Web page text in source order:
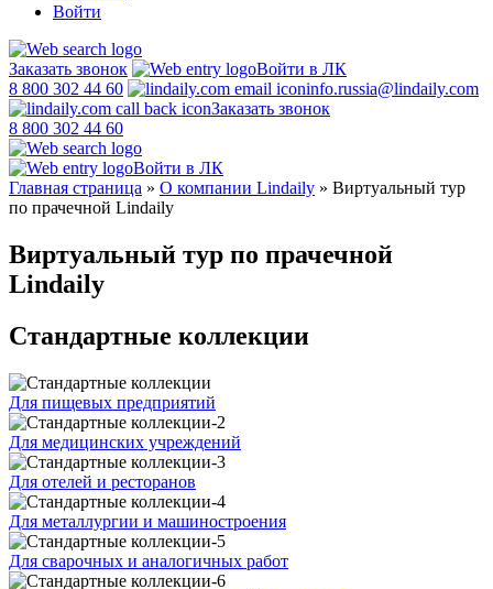
Войти
Заказать звонок
Войти в ЛК
8 800 302 44 60
info.russia@lindaily.com
Заказать звонок
8 800 302 44 60
Войти в ЛК
Главная страница » О компании Lindaily » Виртуальный тур
по прачечной Lindaily
Виртуальный тур по прачечной
Lindaily
Стандартные коллекции
Для пищевых предприятий
Для медицинских учреждений
Для отелей и ресторанов
Для металлургии и машиностроения
Для сварочных и аналогичных работ